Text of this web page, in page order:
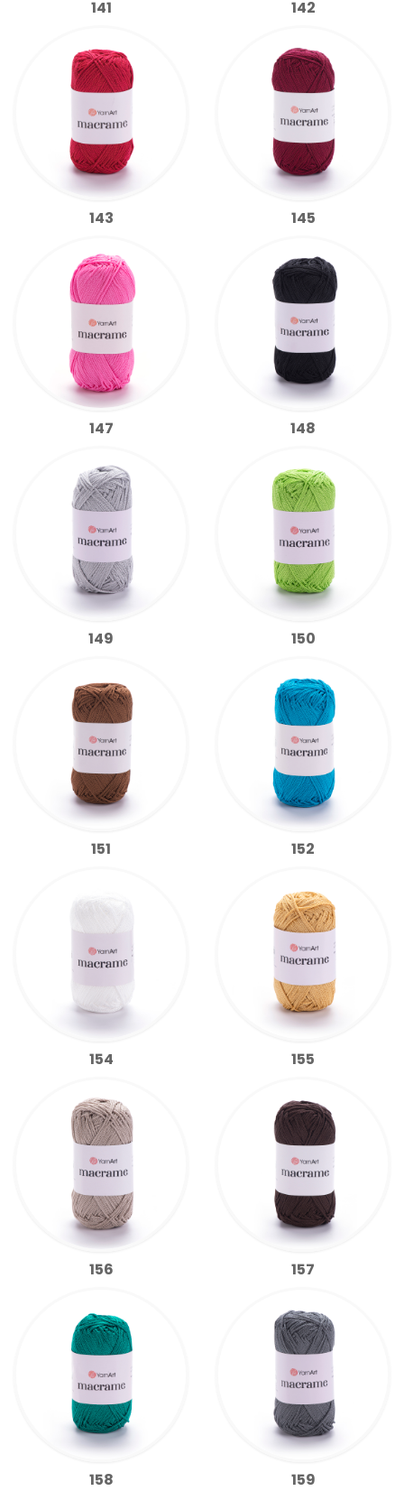
141 142
143 145
147 148
149 150
151 152
154 155
156 157
158 159